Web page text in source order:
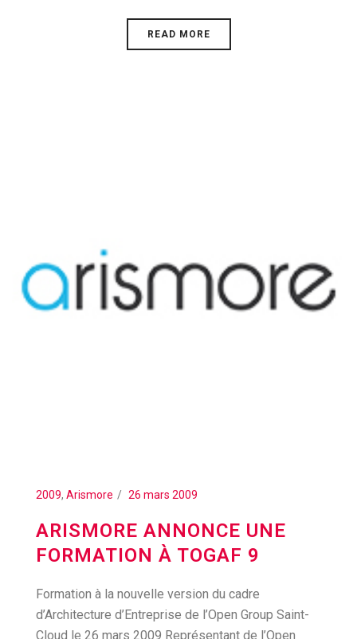
READ MORE
2009, Arismore 26 mars 2009
ARISMORE ANNONCE UNE
FORMATION À TOGAF 9
Formation à la nouvelle version du cadre
d’Architecture d’Entreprise de l’Open Group Saint-
Cloud le 26 mars 2009 Représentant de l’Open